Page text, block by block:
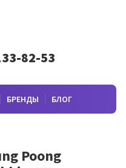
82-53
БРЕНДЫ БЛОГ
Poong